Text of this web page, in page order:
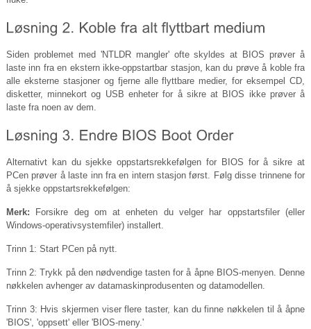
Siden problemet med 'NTLDR mangler' ofte skyldes at BIOS prøver å
laste inn fra en ekstern ikke-oppstartbar stasjon, kan du prøve å koble fra
alle eksterne stasjoner og fjerne alle flyttbare medier, for eksempel CD,
disketter, minnekort og USB enheter for å sikre at BIOS ikke prøver å
laste fra noen av dem.
Alternativt kan du sjekke oppstartsrekkefølgen for BIOS for å sikre at
PCen prøver å laste inn fra en intern stasjon først. Følg disse trinnene for
å sjekke oppstartsrekkefølgen:
Merk: Forsikre deg om at enheten du velger har oppstartsfiler (eller
Windows-operativsystemfiler) installert.
Trinn 1: Start PCen på nytt.
Trinn 2: Trykk på den nødvendige tasten for å åpne BIOS-menyen. Denne
nøkkelen avhenger av datamaskinprodusenten og datamodellen.
Trinn 3: Hvis skjermen viser flere taster, kan du finne nøkkelen til å åpne
'BIOS', 'oppsett' eller 'BIOS-meny.'